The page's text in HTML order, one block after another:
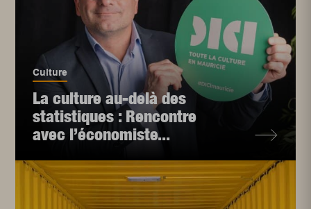
Culture
La culture au-delà des
statistiques : Rencontre
avec l’économiste...